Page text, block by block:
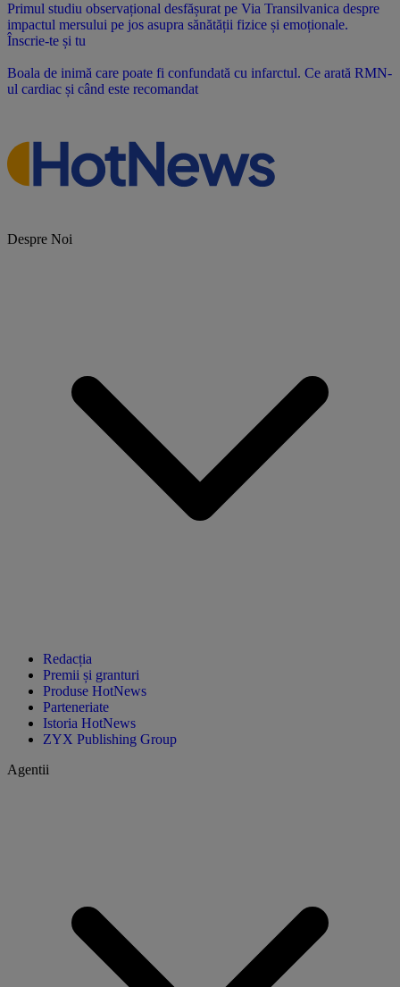
Primul studiu observațional desfășurat pe Via Transilvanica despre
impactul mersului pe jos asupra sănătății fizice și emoționale.
Înscrie-te și tu
Boala de inimă care poate fi confundată cu infarctul. Ce arată RMN-
ul cardiac și când este recomandat
Despre Noi
Redacția
Premii și granturi
Produse HotNews
Parteneriate
Istoria HotNews
ZYX Publishing Group
Agentii